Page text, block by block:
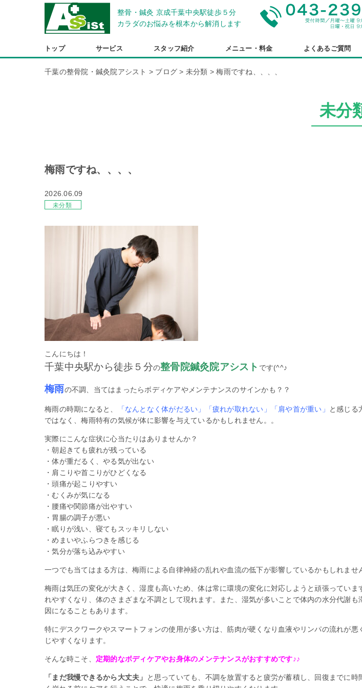
整骨・鍼灸 京成千葉中央駅徒歩５分
カラダのお悩みを根本から解消します
トップ サービス スタッフ紹介 メニュー・料金 よくあるご質問
千葉の整骨院・鍼灸院アシスト > ブログ > 未分類 >梅雨ですね、、、、
未分
梅雨ですね、、、、
2026.06.09
未分類
こんにちは！
千葉中央駅から徒歩５分の整骨院鍼灸院アシスト です(^^♪
梅雨の不調、当てはまったらボディケアやメンテナンスのサインかも？？
梅雨の時期になると、 「なんとなく体がだるい」「疲れが取れない」「肩や首が重い」
と感じる
ではなく、梅雨特有の気候が体に影響を与えているかもしれません。。
実際にこんな症状に心当たりはありませんか？
・朝起きても疲れが残っている
・体が重だるく、やる気が出ない
・肩こりや首こりがひどくなる
・頭痛が起こりやすい
・むくみが気になる
・腰痛や関節痛が出やすい
・胃腸の調子が悪い
・眠りが浅い、寝てもスッキリしない
・めまいやふらつきを感じる
・気分が落ち込みやすい
一つでも当てはまる方は、梅雨による自律神経の乱れや血流の低下が影響しているかもしれませ
梅雨は気圧の変化が大きく、湿度も高いため、体は常に環境の変化に対応しようと頑張ってい
れやすくなり、体のさまざまな不調として現れます。また、湿気が多いことで体内の水分代謝
因になることもあります。
特にデスクワークやスマートフォンの使用が多い方は、筋肉が硬くなり血液やリンパの流れが
じやすくなります。
そんな時こそ、 定期的なボディケアやお身体のメンテナンスがおすすめです♪♪
「まだ我慢できるから大丈夫」
と思っていても、不調を放置すると疲労が蓄積し、回復までに